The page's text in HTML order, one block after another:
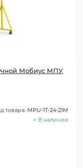
Мобиус МПУ
товара: MPU-1T-24-21M
В наличии